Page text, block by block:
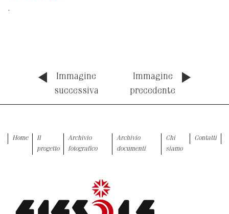
.
Immagine
successiva
Immagine
precedente
Home
Il
progetto
Archivio
fotografico
Archivio
documenti
Chi
siamo
Contatti